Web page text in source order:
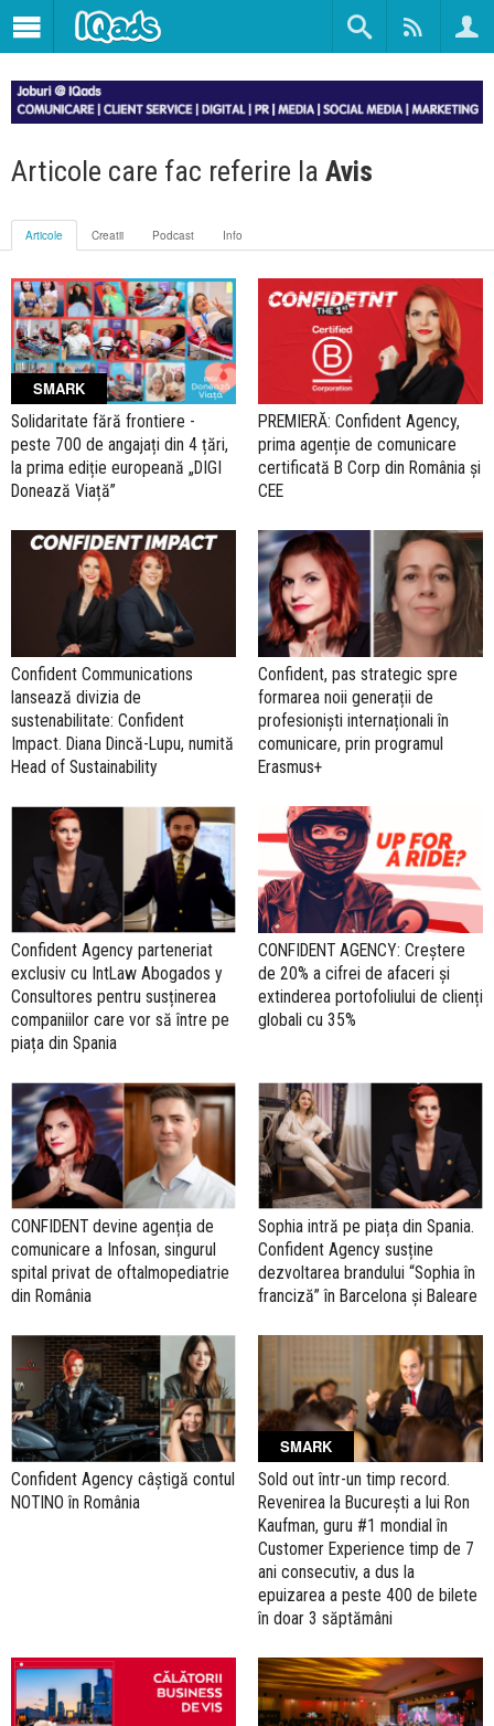
Articole care fac referire la Avis
Articole Creatii Podcast Info
SMARK
Solidaritate fără frontiere -
peste 700 de angajați din 4 țări,
la prima ediție europeană „DIGI
Donează Viață”
PREMIERĂ: Confident Agency,
prima agenție de comunicare
certificată B Corp din România și
CEE
Confident Communications
lansează divizia de
sustenabilitate: Confident
Impact. Diana Dincă-Lupu, numită
Head of Sustainability
Confident, pas strategic spre
formarea noii generații de
profesioniști internaționali în
comunicare, prin programul
Erasmus+
Confident Agency parteneriat
exclusiv cu IntLaw Abogados y
Consultores pentru susținerea
companiilor care vor să între pe
piața din Spania
CONFIDENT AGENCY: Creștere
de 20% a cifrei de afaceri și
extinderea portofoliului de clienți
globali cu 35%
CONFIDENT devine agenția de
comunicare a Infosan, singurul
spital privat de oftalmopediatrie
din România
Sophia intră pe piața din Spania.
Confident Agency susține
dezvoltarea brandului “Sophia în
franciză” în Barcelona și Baleare
Confident Agency câștigă contul
NOTINO în România
SMARK
Sold out într-un timp record.
Revenirea la București a lui Ron
Kaufman, guru #1 mondial în
Customer Experience timp de 7
ani consecutiv, a dus la
epuizarea a peste 400 de bilete
în doar 3 săptămâni